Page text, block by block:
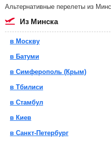
Альтернативные перелеты из
из Минска
в Москву
в Батуми
в Симферополь (Крым)
в Тбилиси
в Стамбул
в Киев
в Санкт-Петербург